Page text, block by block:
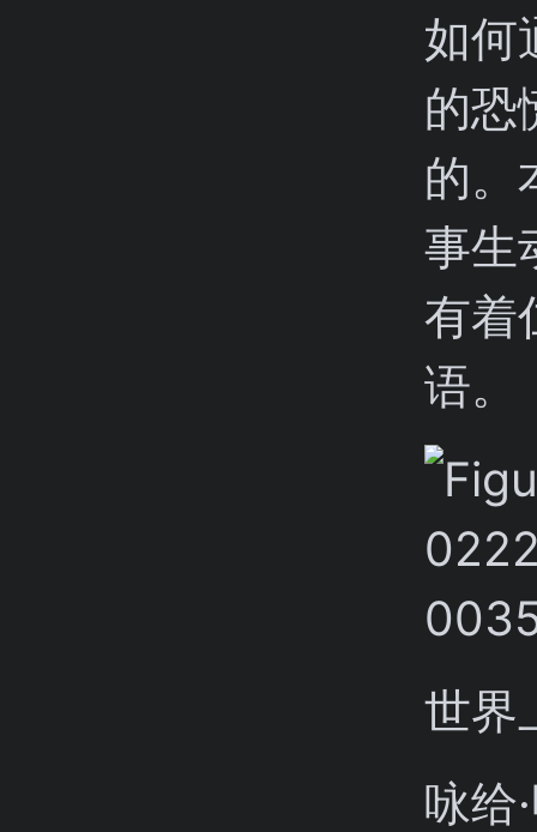
如何
的恐
的。
事生
有着
语。
世界
咏给